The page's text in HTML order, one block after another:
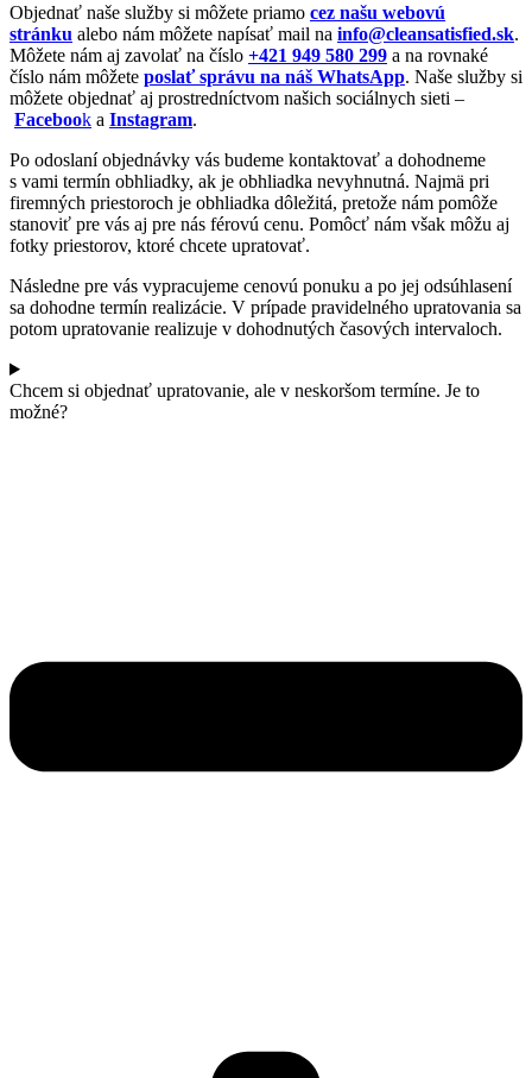
Objednať naše služby si môžete priamo cez našu webovú
stránku alebo nám môžete napísať mail na info@cleansatisfied.sk.
Môžete nám aj zavolať na číslo +421 949 580 299 a na rovnaké
číslo nám môžete poslať správu na náš WhatsApp. Naše služby si
môžete objednať aj prostredníctvom našich sociálnych sieti –
Facebook a Instagram.
Po odoslaní objednávky vás budeme kontaktovať a dohodneme
s vami termín obhliadky, ak je obhliadka nevyhnutná. Najmä pri
firemných priestoroch je obhliadka dôležitá, pretože nám pomôže
stanoviť pre vás aj pre nás férovú cenu. Pomôcť nám však môžu aj
fotky priestorov, ktoré chcete upratovať.
Následne pre vás vypracujeme cenovú ponuku a po jej odsúhlasení
sa dohodne termín realizácie. V prípade pravidelného upratovania sa
potom upratovanie realizuje v dohodnutých časových intervaloch.
Chcem si objednať upratovanie, ale v neskoršom termíne. Je to
možné?